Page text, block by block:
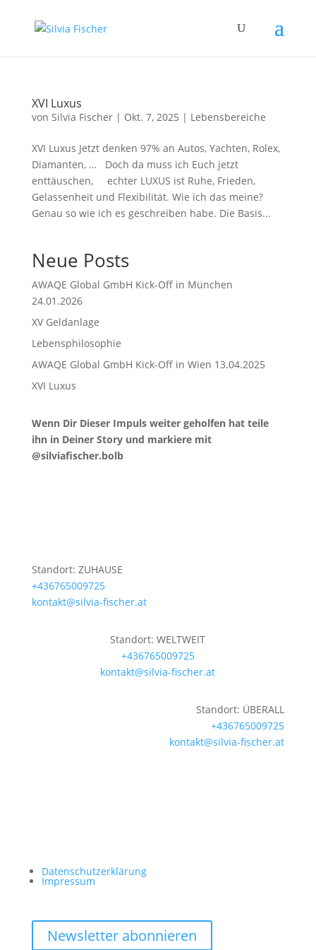
XVI Luxus
von Silvia Fischer| Okt. 7, 2025 | Lebensbereiche
XVI Luxus Jetzt denken 97% an Autos, Yachten, Rolex,
Diamanten, … Doch da muss ich Euch jetzt
enttäuschen, echter LUXUS ist Ruhe, Frieden,
Gelassenheit und Flexibilität. Wie ich das meine?
Genau so wie ich es geschreiben habe. Die Basis...
Neue Posts
AWAQE Global GmbH Kick-Off in München
24.01.2026
XV Geldanlage
Lebensphilosophie
AWAQE Global GmbH Kick-Off in Wien 13.04.2025
XVI Luxus
Wenn Dir Dieser Impuls weiter geholfen hat teile
ihn in Deiner Story und markiere mit
@silviafischer.bolb
Standort: ZUHAUSE
+436765009725
kontakt@silvia-fischer.at
Standort: WELTWEIT
+436765009725
kontakt@silvia-fischer.at
Standort: ÜBERALL
+436765009725
kontakt@silvia-fischer.at
Datenschutzerklärung
Impressum
Newsletter abonnieren